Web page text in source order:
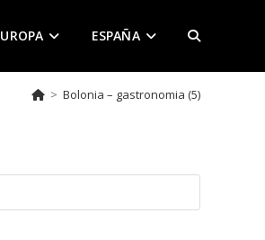
ESPAÑA ALTERNAR
DE
> Bolonia – gastronomia (5)
Escape